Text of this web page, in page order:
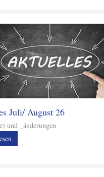
Juli/ August 26
und _änderungen